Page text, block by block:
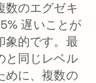
数のエグゼキ
遅いことが
象的です。最
と同じレベル
めに、複数の